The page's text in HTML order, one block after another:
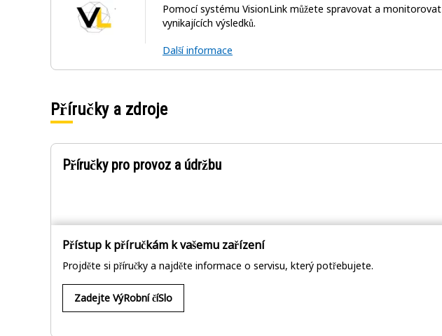
Pomocí systému VisionLink můžete spravovat a
vynikajících výsledků.
Další informace
Příručky a zdroje
Příručky pro provoz a údržbu
Přístup k příručkám k vašemu zařízení
Projděte si příručky a najděte informace o servisu, který potřebujete.
Zadejte VýRobní číSlo